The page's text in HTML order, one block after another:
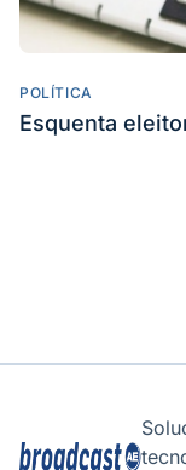
POLÍTICA
Esquenta